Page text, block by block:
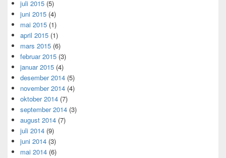
juli 2015 (5)
juni 2015 (4)
mai 2015 (1)
april 2015 (1)
mars 2015 (6)
februar 2015 (3)
januar 2015 (4)
desember 2014 (5)
november 2014 (4)
oktober 2014 (7)
september 2014 (3)
august 2014 (7)
juli 2014 (9)
juni 2014 (3)
mai 2014 (6)